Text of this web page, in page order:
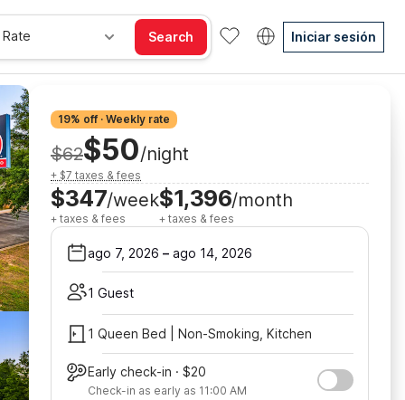
Search Iniciar sesión
19% off · Weekly rate
$62$50/night
+ $7 taxes & fees
$347/week
+ taxes & fees
$1,396/month
+ taxes & fees
ago 7, 2026 – ago 14, 2026
1 Guest
1 Queen Bed | Non-Smoking, Kitchen
Early check-in · $20
Check-in as early as 11:00 AM